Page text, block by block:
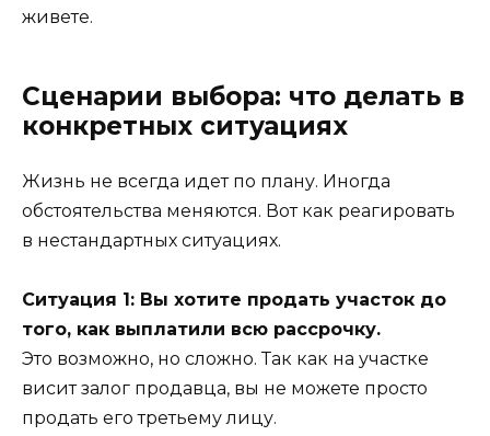
живете.
Сценарии выбора: что делать в
конкретных ситуациях
Жизнь не всегда идет по плану. Иногда
обстоятельства меняются. Вот как реагировать
в нестандартных ситуациях.
Ситуация 1: Вы хотите продать участок до
того, как выплатили всю рассрочку.
Это возможно, но сложно. Так как на участке
висит залог продавца, вы не можете просто
продать его третьему лицу.